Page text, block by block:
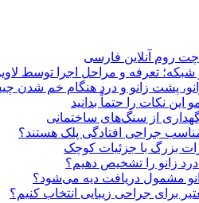
روم آنلاین فارسی
تعرفه و مراحل اجرا توسط
پشت زانو و درد هنگام خم شدن
نکات را حتماً بدانید
از سنگ‌های ساختمانی
جراحی افتادگی پلک هستند؟
بزرگ با جزئیات کوچک
زانو را تشخیص دهیم؟
مشمول دریافت دیه می‌شود؟
برای جراحی زیبایی انتخاب کنیم؟